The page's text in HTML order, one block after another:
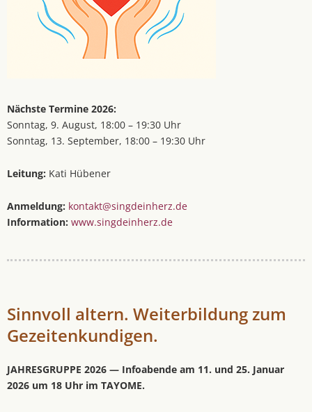
Nächste Termine 2026:
Sonntag, 9. August, 18:00 – 19:30 Uhr
Sonntag, 13. September, 18:00 – 19:30 Uhr
Leitung: Kati Hübener
Anmeldung: kontakt@singdeinherz.de
Information: www.singdeinherz.de
Sinnvoll altern. Weiterbildung zum
Gezeitenkundigen.
JAHRESGRUPPE 2026 — Infoabende am 11. und 25. Januar
2026 um 18 Uhr im TAYOME.